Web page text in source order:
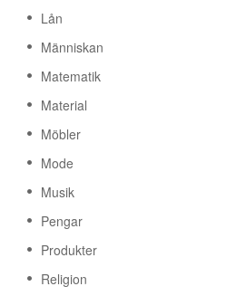
Lån
Människan
Matematik
Material
Möbler
Mode
Musik
Pengar
Produkter
Religion